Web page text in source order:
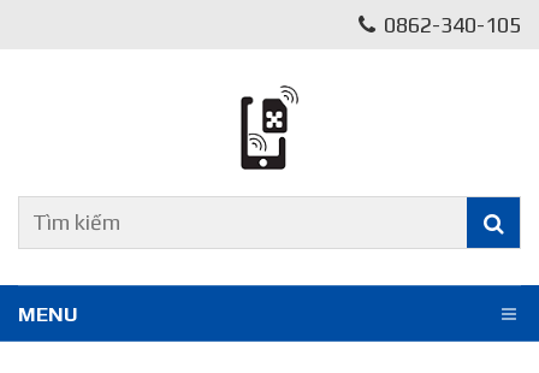
0862-340-105
MENU